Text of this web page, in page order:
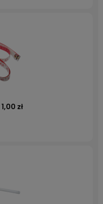
1,00 zł